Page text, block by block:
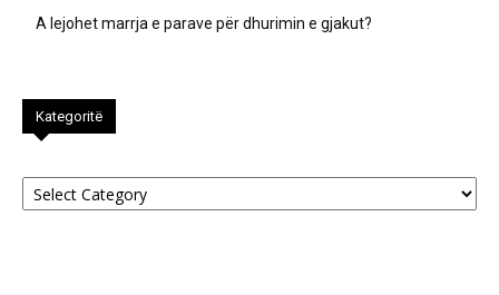
A lejohet marrja e parave për dhurimin e gjakut?
Kategoritë
Kategoritë